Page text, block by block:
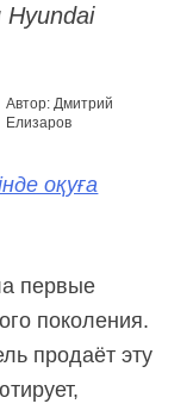
Hyundai
Автор: Дмитрий
Елизаров
оқуға
первые
поколения.
продаёт эту